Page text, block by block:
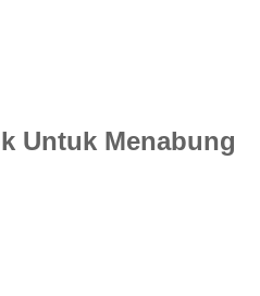
Untuk Menabung